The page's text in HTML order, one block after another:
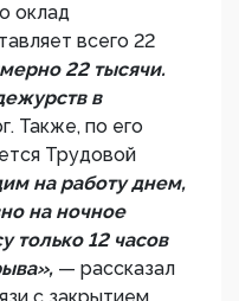
оклад
всего 22
22 тысячи.
в
Также, по его
Трудовой
на работу днем,
на ночное
только 12 часов
— рассказал